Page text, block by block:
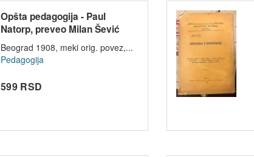
Opšta pedagogija - Paul
Natorp, preveo Milan Šević
1908
Beograd 1908, meki orig. povez,...
Pedagogija
599 RSD